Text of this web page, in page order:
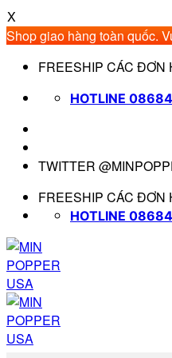
X
Shop giao hàng toàn quốc.
qua
FREESHIP CÁC ĐƠN
HOTLINE
TWITTER
FREESHIP CÁC ĐƠN
HOTLINE